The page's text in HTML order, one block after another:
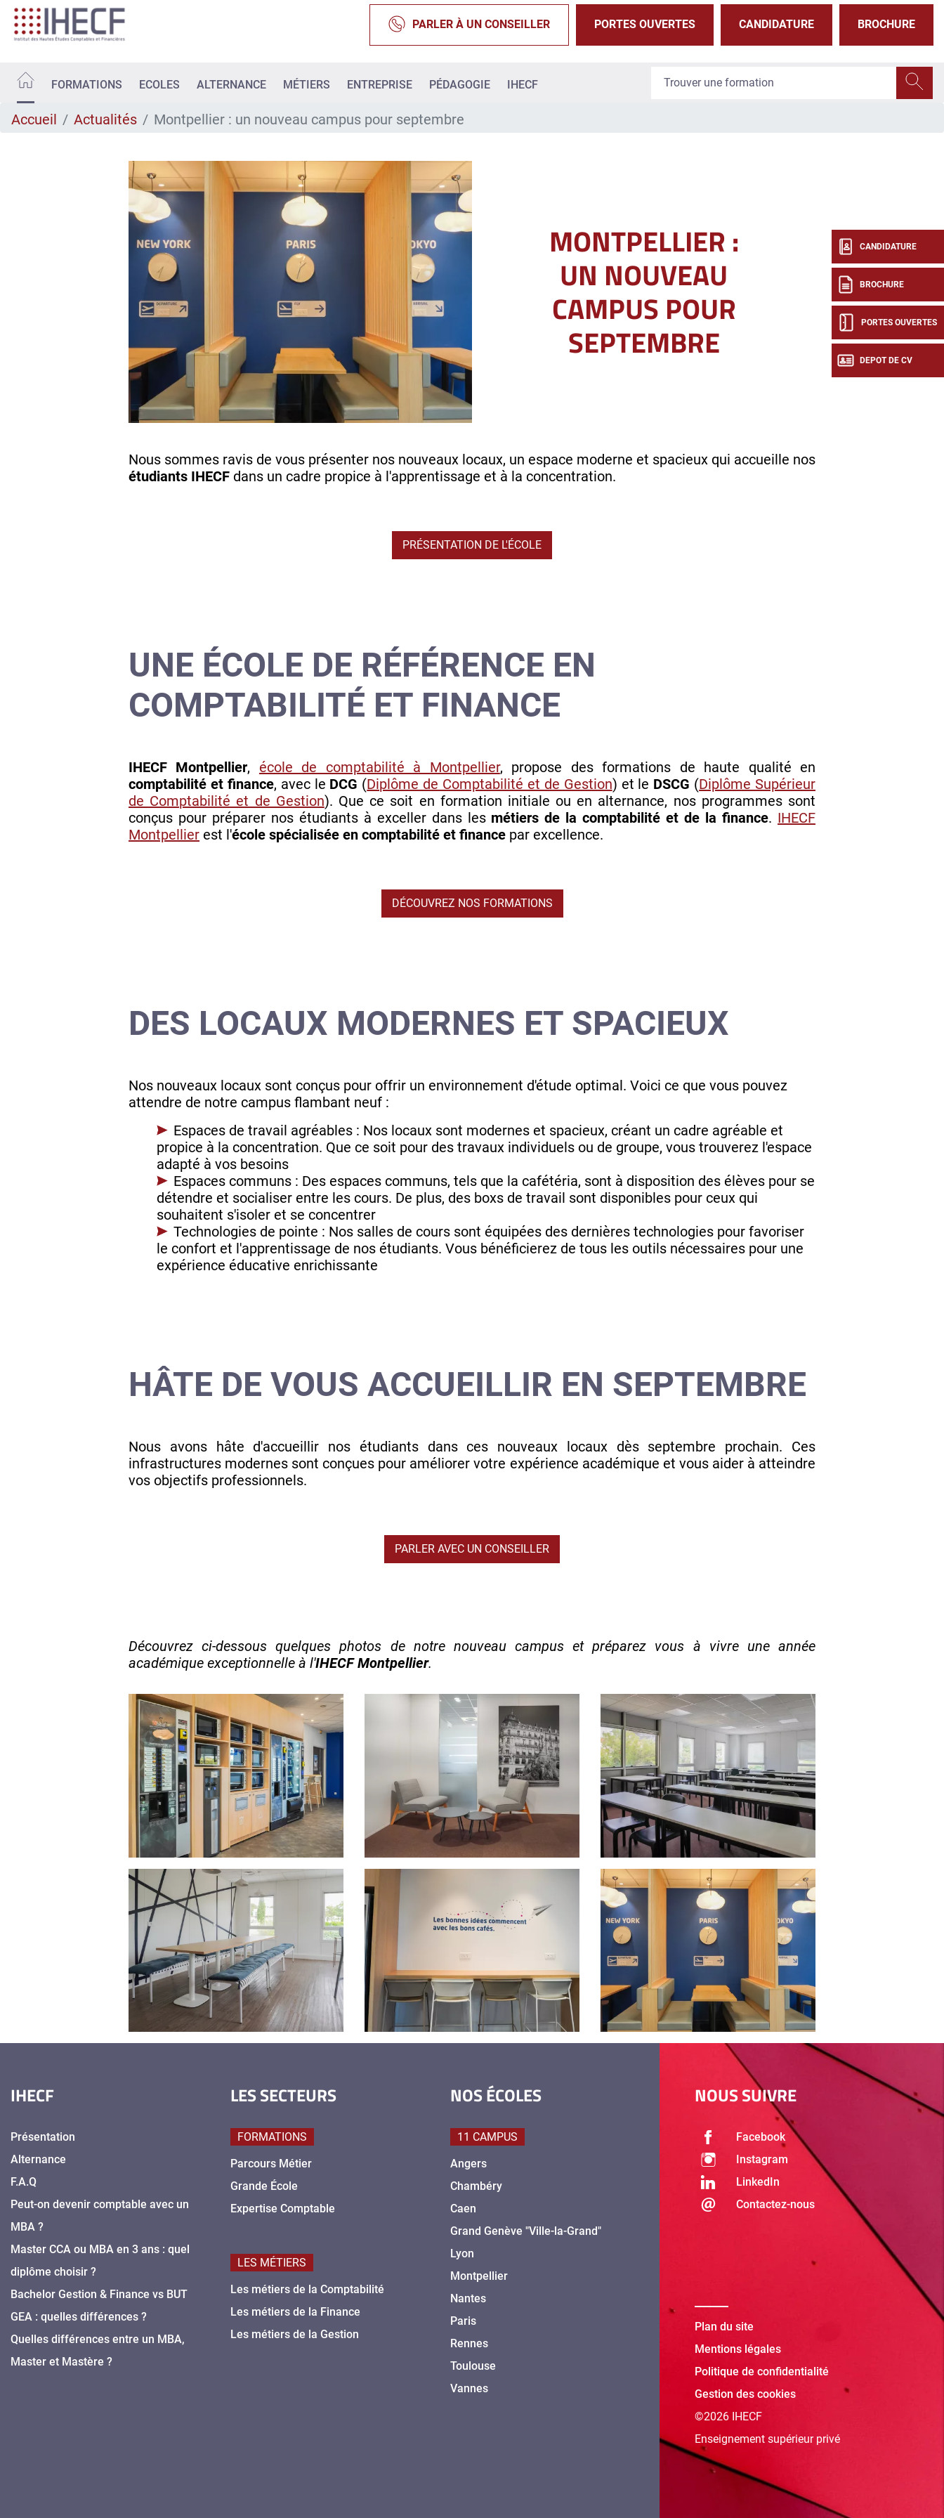
Aller
contenu
PARLER À UN CONSEILLER PORTES OUVERTES CANDIDATURE BROCHURE
FORMATIONS ECOLES ALTERNANCE MÉTIERS ENTREPRISE PÉDAGOGIE IHECF
CANDIDATURE
BROCHURE
PORTES OUVERTES
DEPOT DE CV
Accueil Actualités Montpellier : un nouveau campus pour septembre
MONTPELLIER :
UN NOUVEAU
CAMPUS POUR
SEPTEMBRE
Nous sommes ravis de vous présenter nos nouveaux locaux, un espace moderne et spacieux qui accueille nos
étudiants IHECF dans un cadre propice à l'apprentissage et à la concentration.
PRÉSENTATION DE L'ÉCOLE
UNE ÉCOLE DE RÉFÉRENCE EN
COMPTABILITÉ ET FINANCE
IHECF Montpellier, école de comptabilité à Montpellier, propose des formations de haute qualité en
comptabilité et finance, avec le DCG (Diplôme de Comptabilité et de Gestion) et le DSCG (Diplôme Supérieur
de Comptabilité et de Gestion). Que ce soit en formation initiale ou en alternance, nos programmes sont
conçus pour préparer nos étudiants à exceller dans les métiers de la comptabilité et de la finance. IHECF
Montpellier est l'école spécialisée en comptabilité et finance par excellence.
DÉCOUVREZ NOS FORMATIONS
DES LOCAUX MODERNES ET SPACIEUX
Nos nouveaux locaux sont conçus pour offrir un environnement d'étude optimal. Voici ce que vous pouvez
attendre de notre campus flambant neuf :
Espaces de travail agréables : Nos locaux sont modernes et spacieux, créant un cadre agréable et
propice à la concentration. Que ce soit pour des travaux individuels ou de groupe, vous trouverez l'espace
adapté à vos besoins
Espaces communs : Des espaces communs, tels que la cafétéria, sont à disposition des élèves pour se
détendre et socialiser entre les cours. De plus, des boxs de travail sont disponibles pour ceux qui
souhaitent s'isoler et se concentrer
Technologies de pointe : Nos salles de cours sont équipées des dernières technologies pour favoriser
le confort et l'apprentissage de nos étudiants. Vous bénéficierez de tous les outils nécessaires pour une
expérience éducative enrichissante
HÂTE DE VOUS ACCUEILLIR EN SEPTEMBRE
Nous avons hâte d'accueillir nos étudiants dans ces nouveaux locaux dès septembre prochain. Ces
infrastructures modernes sont conçues pour améliorer votre expérience académique et vous aider à atteindre
vos objectifs professionnels.
PARLER AVEC UN CONSEILLER
Découvrez ci-dessous quelques photos de notre nouveau campus et préparez vous à vivre une année
académique exceptionnelle à l'IHECF Montpellier.
IHECF
Présentation
Alternance
F.A.Q
Peut-on devenir comptable avec un
MBA ?
Master CCA ou MBA en 3 ans : quel
diplôme choisir ?
Bachelor Gestion & Finance vs BUT
GEA : quelles différences ?
Quelles différences entre un MBA,
Master et Mastère ?
LES SECTEURS
FORMATIONS
Parcours Métier
Grande École
Expertise Comptable
LES MÉTIERS
Les métiers de la Comptabilité
Les métiers de la Finance
Les métiers de la Gestion
NOS ÉCOLES
11 CAMPUS
Angers
Chambéry
Caen
Grand Genève "Ville-la-Grand"
Lyon
Montpellier
Nantes
Paris
Rennes
Toulouse
Vannes
NOUS SUIVRE
Facebook
Instagram
LinkedIn
Contactez-nous
Plan du site
Mentions légales
Politique de confidentialité
Gestion des cookies
©2026 IHECF
Enseignement supérieur privé